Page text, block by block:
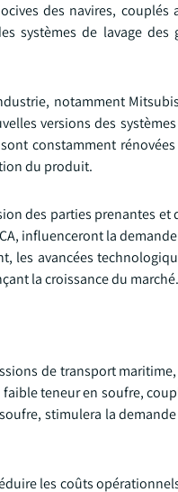
des navires, couplés
systèmes de lavage des
notamment
versions des
constamment
du produit.
des parties prenantes et
influenceront la
les avancées
la croissance du marché.
de transport
teneur en soufre,
stimulera la
les coûts